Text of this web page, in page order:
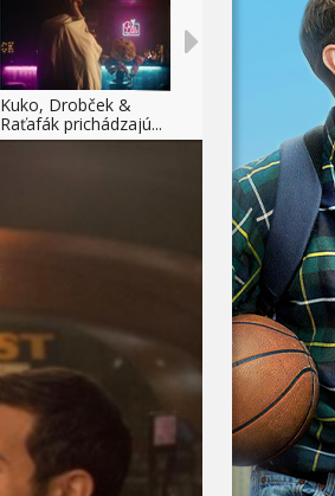
Kuko, Drobček &
Raťafák prichádzajú...